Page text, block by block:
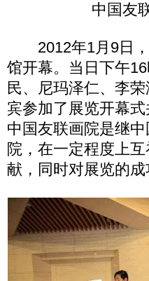
中国友
2012年1月9日，
馆开幕。当日下午
民、尼玛泽仁、李
宾参加了展览开幕
中国友联画院是继
院，在一定程度上
献，同时对展览的成